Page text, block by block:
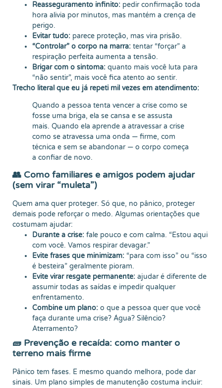
Reasseguramento infinito: pedir confirmação toda
hora alivia por minutos, mas mantém a crença de
perigo.
Evitar tudo: parece proteção, mas vira prisão.
“Controlar” o corpo na marra: tentar “forçar” a
respiração perfeita aumenta a tensão.
Brigar com o sintoma: quanto mais você luta para
“não sentir”, mais você fica atento ao sentir.
Trecho literal que eu já repeti mil vezes em atendimento:
Quando a pessoa tenta vencer a crise como se
fosse uma briga, ela se cansa e se assusta
mais. Quando ela aprende a atravessar a crise
como se atravessa uma onda — firme, com
técnica e sem se abandonar — o corpo começa
a confiar de novo.
👥 Como familiares e amigos podem ajudar
(sem virar “muleta”)
Quem ama quer proteger. Só que, no pânico, proteger
demais pode reforçar o medo. Algumas orientações que
costumam ajudar:
Durante a crise: fale pouco e com calma. “Estou aqui
com você. Vamos respirar devagar.”
Evite frases que minimizam: “para com isso” ou “isso
é besteira” geralmente pioram.
Evite virar resgate permanente: ajudar é diferente de
assumir todas as saídas e impedir qualquer
enfrentamento.
Combine um plano: o que a pessoa quer que você
faça durante uma crise? Água? Silêncio?
Aterramento?
🧱 Prevenção e recaída: como manter o
terreno mais firme
Pânico tem fases. E mesmo quando melhora, pode dar
sinais. Um plano simples de manutenção costuma incluir: